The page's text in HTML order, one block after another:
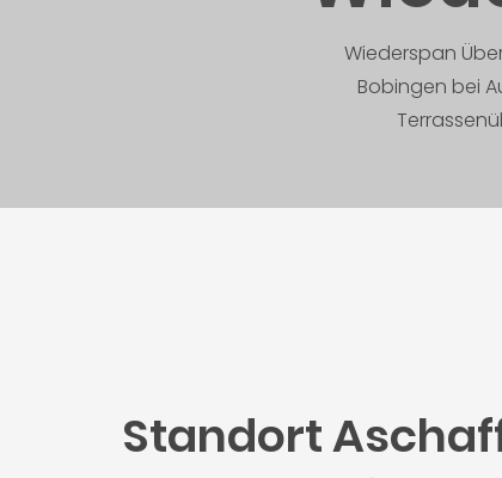
Wiederspan
Bobingen bei
Standort